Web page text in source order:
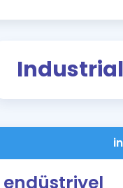
Industrial
endüstriyel